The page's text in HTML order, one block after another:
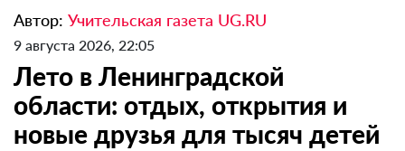
Автор: Учительская газета UG.RU
9 августа 2026, 22:05
Лето в Ленинградской
области: отдых, открытия и
новые друзья для тысяч детей